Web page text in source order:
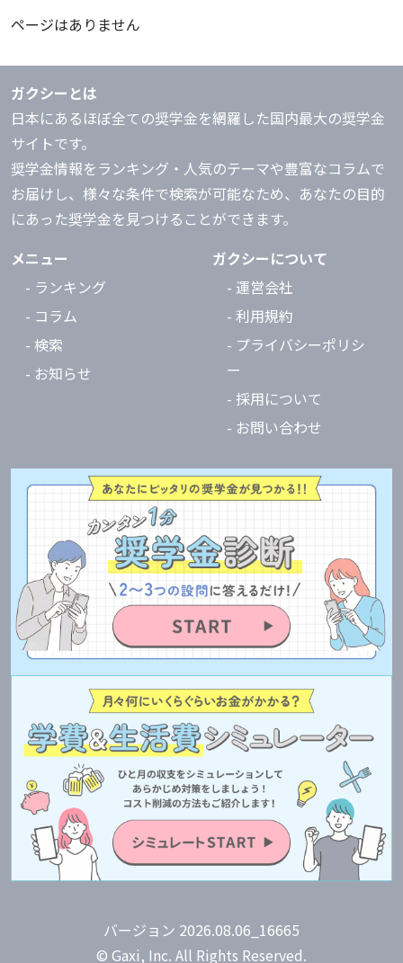
ページはありません
ガクシーとは
日本にあるほぼ全ての奨学金を網羅した国内最大の奨学金
サイトです。
奨学金情報をランキング・人気のテーマや豊富なコラムで
お届けし、様々な条件で検索が可能なため、あなたの目的
にあった奨学金を見つけることができます。
メニュー
- ランキング
- コラム
- 検索
- お知らせ
ガクシーについて
- 運営会社
- 利用規約
- プライバシーポリシ
ー
- 採用について
- お問い合わせ
バージョン 2026.08.06_16665
© Gaxi, Inc. All Rights Reserved.